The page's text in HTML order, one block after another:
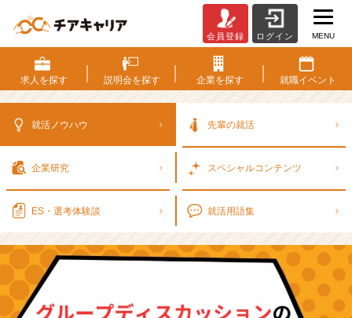
ル
ー
プ
シ
効
な
会員登録 ログイン MENU
求人を探す 説明会を探す 企業を探す 就職イベント
就活ノウハウ 先輩の就活
企業研究 スペシャルコンテンツ
ES・選考体験談 就活用語集